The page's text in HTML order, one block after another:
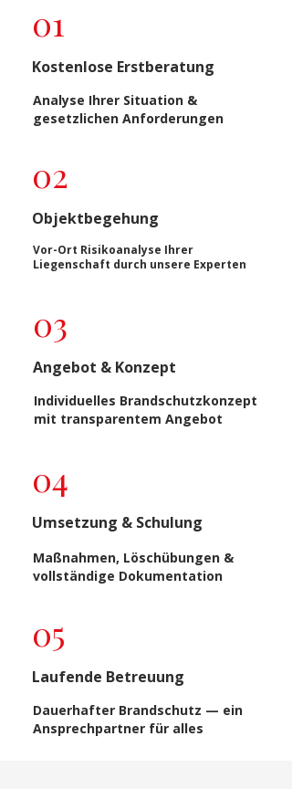
01
Kostenlose Erstberatung
Analyse Ihrer Situation &
gesetzlichen Anforderungen
02
Objektbegehung
Vor-Ort Risikoanalyse Ihrer
Liegenschaft durch unsere Experten
03
Angebot & Konzept
Individuelles Brandschutzkonzept
mit transparentem Angebot
04
Umsetzung & Schulung
Maßnahmen, Löschübungen &
vollständige Dokumentation
05
Laufende Betreuung
Dauerhafter Brandschutz — ein
Ansprechpartner für alles